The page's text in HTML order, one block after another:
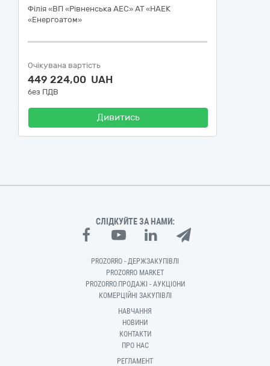
Філія «ВП «Рівненська АЕС» АТ «НАЕК
«Енергоатом»
Очікувана вартість
449 224,00 UAH
без ПДВ
Дивитись
СЛІДКУЙТЕ ЗА НАМИ:
PROZORRO - ДЕРЖЗАКУПІВЛІ
PROZORRO MARKET
PROZORRO.ПРОДАЖІ - АУКЦІОНИ
КОМЕРЦІЙНІ ЗАКУПІВЛІ
НАВЧАННЯ
НОВИНИ
КОНТАКТИ
ПРО НАС
РЕГЛАМЕНТ